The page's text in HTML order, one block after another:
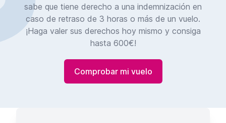
sabe que tiene derecho a una indemnización en
caso de retraso de 3 horas o más de un vuelo.
¡Haga valer sus derechos hoy mismo y consiga
hasta 600€!
Comprobar mi vuelo